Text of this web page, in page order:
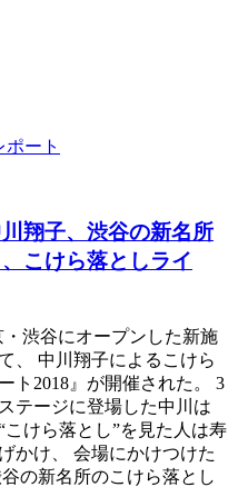
ポート
翔子、渋谷の新名所
こけら落としライ
・渋谷にオープンした新施
、 中川翔子によるこけら
ト2018』が開催された。 3
テージに登場した中川は
こけら落とし”を見た人は寿
かけ、 会場にかけつけた
の新名所のこけら落とし